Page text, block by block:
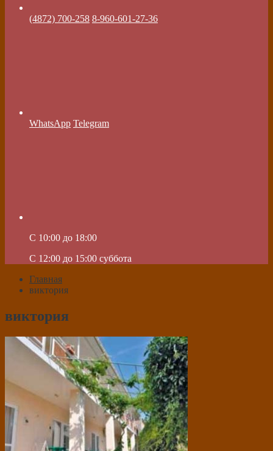
(4872) 700-258 8-960-601-27-36
WhatsApp Telegram
C 10:00 до 18:00
C 12:00 до 15:00 суббота
Главная
виктория
виктория